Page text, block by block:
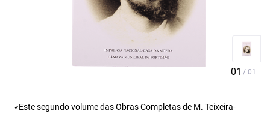
«Este segundo volume das Obras Completas de M. Teixeira-